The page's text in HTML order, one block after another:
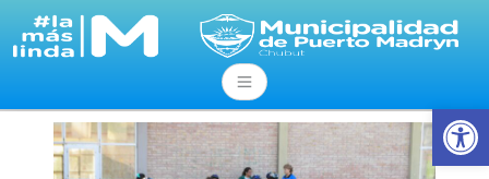
Abrir